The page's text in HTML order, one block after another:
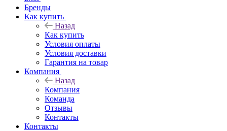
Бренды
Как купить
Назад
Как купить
Условия оплаты
Условия доставки
Гарантия на товар
Компания
Назад
Компания
Команда
Отзывы
Контакты
Контакты